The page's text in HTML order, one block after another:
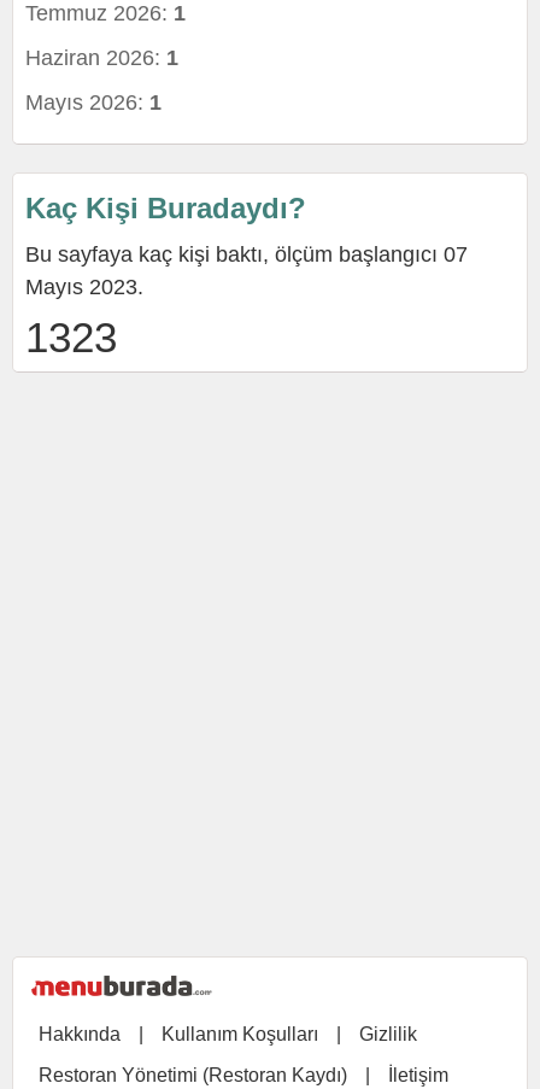
Temmuz 2026: 1
Haziran 2026: 1
Mayıs 2026: 1
Kaç Kişi Buradaydı?
Bu sayfaya kaç kişi baktı, ölçüm başlangıcı 07
Mayıs 2023.
1323
Hakkında Kullanım Koşulları
Gizlilik
Restoran Yönetimi (Restoran Kaydı)
İletişim